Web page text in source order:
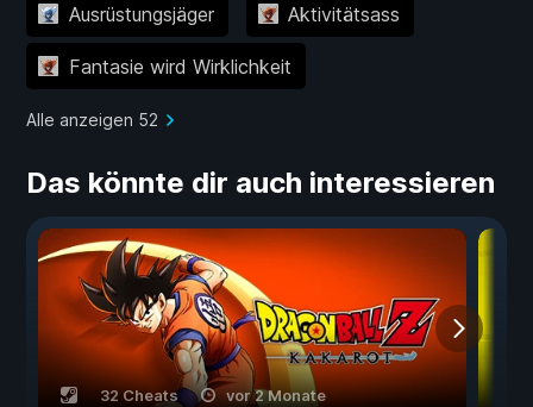
Ausrüstungsjäger Aktivitätsass
Fantasie wird Wirklichkeit
Alle anzeigen 52
Das könnte dir auch interessieren
32 Cheats vor 2 Monate